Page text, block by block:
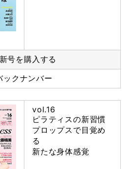
号を購入する
ックナンバー
vol.16
ピラティスの新習慣
プロップスで目覚め
る
新たな身体感覚